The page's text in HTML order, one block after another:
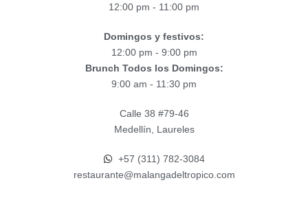
12:00 pm - 11:00 pm
Domingos y festivos:
12:00 pm - 9:00 pm
Brunch Todos los Domingos:
9:00 am - 11:30 pm
Calle 38 #79-46
Medellín, Laureles
+57 (311) 782-3084
restaurante@malangadeltropico.com